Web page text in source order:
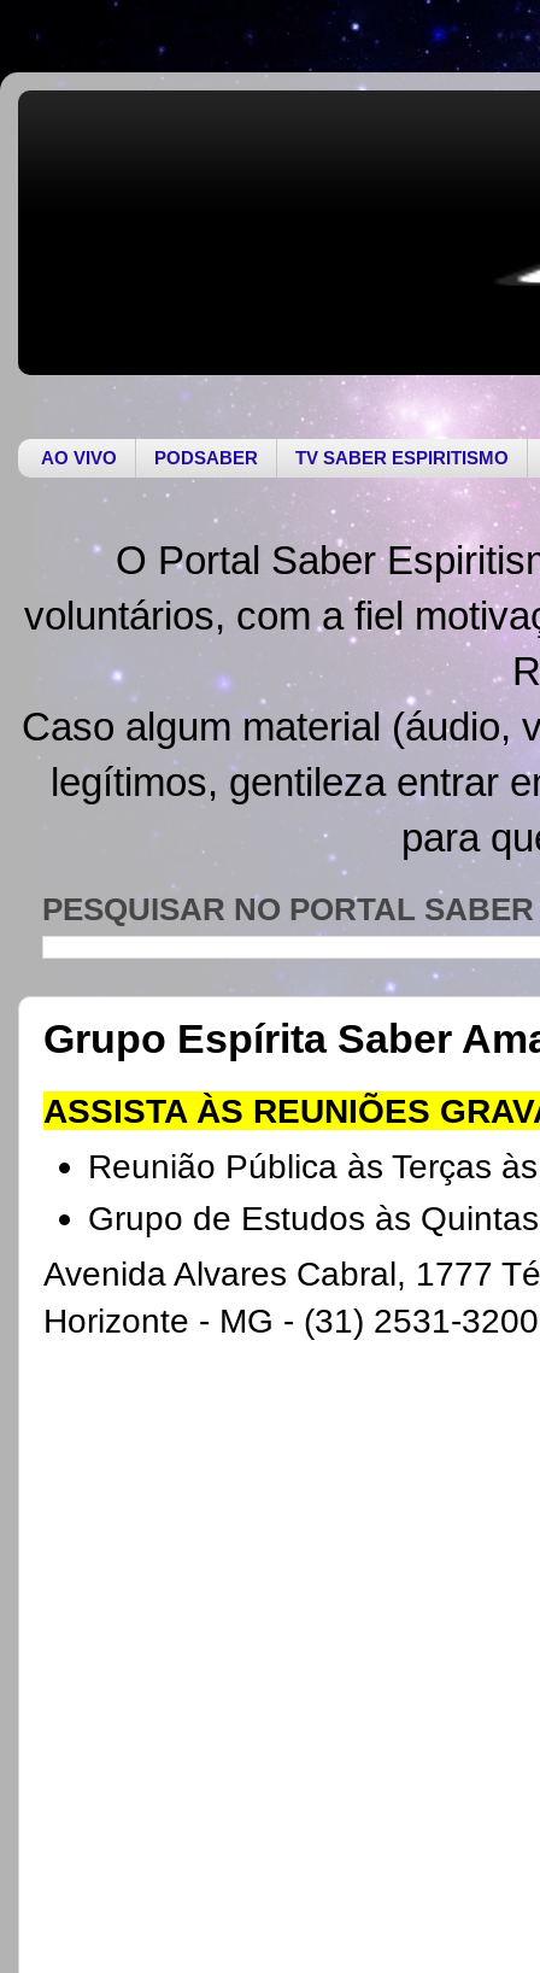
AO VIVO PODSABER TV SABER ESPIRITISMO
O Portal Saber
voluntários, com a fiel
Caso algum material (áudio,
legítimos, gentileza entrar
para
PESQUISAR NO PORTAL
Grupo Espírita Saber
ASSISTA ÀS REUNIÕES
Reunião Pública às Terças
Grupo de Estudos às
Avenida Alvares Cabral, 1777
Horizonte - MG - (31) 2531-3200